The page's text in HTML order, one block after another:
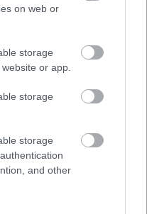
on web or
storage
or app.
storage
storage
and other
ös alagútját